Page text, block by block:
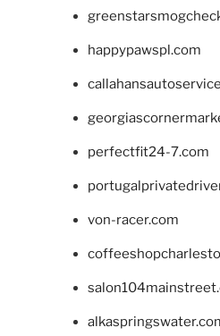
happypawspl.com
perfectfit24-7.com
von-racer.com